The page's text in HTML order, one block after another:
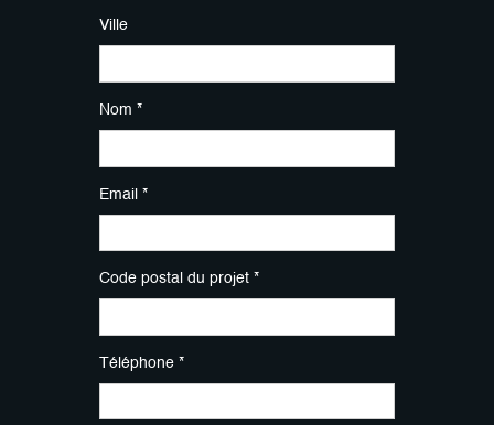
Ville
Nom *
Email *
Code postal du projet *
Téléphone *